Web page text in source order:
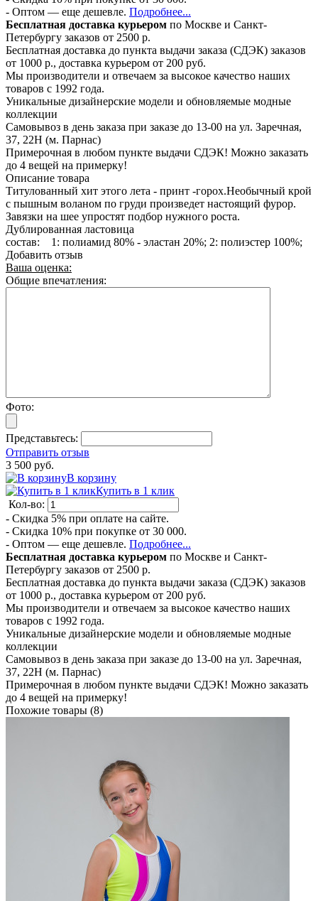
- Оптом — еще дешевле. Подробнее...
Бесплатная доставка курьером по Москве и Санкт-
Петербургу заказов от 2500 р.
Бесплатная доставка до пункта выдачи заказа (СДЭК) заказов
от 1000 р., доставка курьером от 200 руб.
Мы производители и отвечаем за высокое качество наших
товаров с 1992 года.
Уникальные дизайнерские модели и обновляемые модные
коллекции
Самовывоз в день заказа при заказе до 13-00 на ул. Заречная,
37, 22Н (м. Парнас)
Примерочная в любом пункте выдачи СДЭК! Можно заказать
до 4 вещей на примерку!
Описание товара
Титулованный хит этого лета - принт -горох.Необычный крой
с пышным воланом по груди произведет настоящий фурор.
Завязки на шее упростят подбор нужного роста.
Дублированная ластовица
состав: 1: полиамид 80% - эластан 20%; 2: полиэстер 100%;
Добавить отзыв
Ваша оценка:
Общие впечатления:
Фото:
Представьтесь:
Отправить отзыв
3 500 руб.
В корзину
Купить в 1 клик
Кол-во:
- Скидка 5% при оплате на сайте.
- Скидка 10% при покупке от 30 000.
- Оптом — еще дешевле. Подробнее...
Бесплатная доставка курьером по Москве и Санкт-
Петербургу заказов от 2500 р.
Бесплатная доставка до пункта выдачи заказа (СДЭК) заказов
от 1000 р., доставка курьером от 200 руб.
Мы производители и отвечаем за высокое качество наших
товаров с 1992 года.
Уникальные дизайнерские модели и обновляемые модные
коллекции
Самовывоз в день заказа при заказе до 13-00 на ул. Заречная,
37, 22Н (м. Парнас)
Примерочная в любом пункте выдачи СДЭК! Можно заказать
до 4 вещей на примерку!
Похожие товары (8)